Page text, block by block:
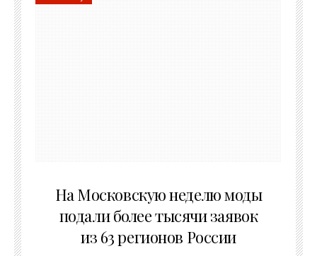
На Московскую неделю моды
подали более тысячи заявок
из 63 регионов России